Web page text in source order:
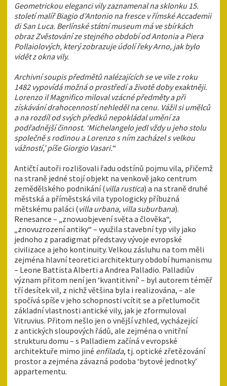
Geometrickou eleganci vily zaznamenal na sklonku 15.
století malíř Biagio d’Antonio na fresce v římské Accademii
di San Luca. Berlínské státní museum má ve sbírkách
obraz Zvěstování ze stejného období od Antonia a Piera
Pollaiolových, který zobrazuje údolí řeky Arno, jak bylo
vidět z okna vily.
Archivní soupis předmětů nalézajících se ve vile z roku
1482 vypovídá možná o prostředí a životě doby exaktněji.
Lorenzo il Magnifico miloval vzácné předměty a při
získávání drahocenností nehleděl na cenu. Vážil si umělců
a na rozdíl od svých předků nepokládal umění za
podřadnější činnost. ‘Michelangelo jedl vždy u jeho stolu
společně s rodinou a Lorenzo s ním zacházel s velkou
vážností,’ píše Giorgio Vasari.“
Antičtí autoři rozlišovali řadu odstínů pojmu vila, přičemž
na straně jedné stojí objekt na venkově jako centrum
zemědělského podnikání (villa rustica) a na straně druhé
městská a příměstská vila typologicky příbuzná
mětskému paláci (villa urbana, villa suburbana).
Renesance – „znovuobjevení světa a člověka“,
„znovuzrození antiky“ – využila stavební typ vily jako
jednoho z paradigmat představy vývoje evropské
civilizace a jeho kontinuity. Velkou zásluhu na tom měli
zejména hlavní teoretici architektury období humanismu
– Leone Battista Alberti a Andrea Palladio. Palladiův
význam přitom není jen ‘kvantitivní’ – byl autorem téměř
tří desítek vil, z nichž většina byla i realizována, – ale
spočívá spíše v jeho schopnosti vcítit se a přetlumočit
základní vlastnosti antické vily, jak je zformuloval
Vitruvius. Přitom nešlo jen o vnější vzhled, vycházející
z antických sloupových řádů, ale zejména o vnitřní
strukturu domu – s Palladiem začíná v evropské
architektuře mimo jiné enfilada, tj. optické zřetězování
prostor a zejména závazná podoba ‘bytové jednotky’
appartementu.